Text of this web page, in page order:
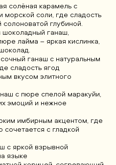
солёная карамель с
морской соли, где сладость
глубиной.
шоколадный ганаш,
лайма – яркая кислинка,
ганаш с натуральным
сладость ягод
вкусом элитного
с пюре спелой маракуйи,
эмоций и нежное
имбирным акцентом, где
сочетается с гладкой
с яркой взрывной
языке